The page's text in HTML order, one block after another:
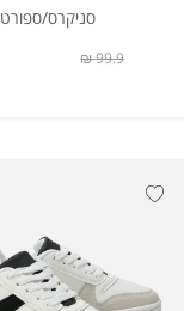
סניקרס/ספורט
99.9 ₪